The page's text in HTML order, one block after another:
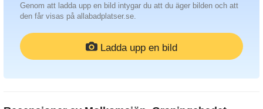
Genom att ladda upp en bild intygar du att du äger bilden och att
den får visas på allabadplatser.se.
Ladda upp en bild